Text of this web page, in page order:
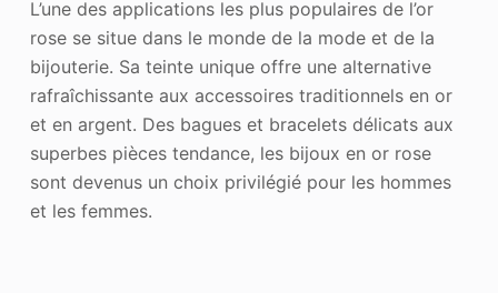
L’une des applications les plus populaires de l’or
rose se situe dans le monde de la mode et de la
bijouterie. Sa teinte unique offre une alternative
rafraîchissante aux accessoires traditionnels en or
et en argent. Des bagues et bracelets délicats aux
superbes pièces tendance, les bijoux en or rose
sont devenus un choix privilégié pour les hommes
et les femmes.